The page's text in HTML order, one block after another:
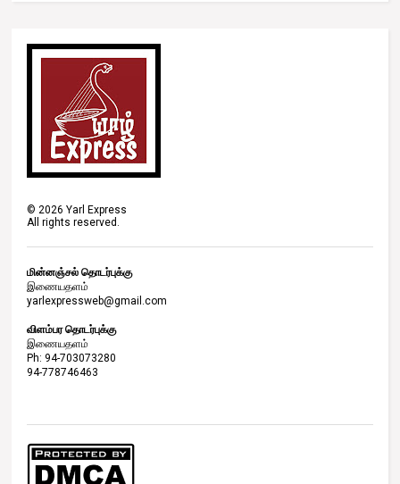
©2026 Yarl Express
All rights reserved.
மின்னஞ்சல் தொடர்புக்கு
இணையதளம்
yarlexpressweb@gmail.com
விளம்பர தொடர்புக்கு
இணையதளம்
Ph: 94-703073280
94-778746463